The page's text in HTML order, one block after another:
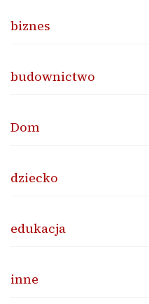
biznes
budownictwo
Dom
dziecko
edukacja
inne